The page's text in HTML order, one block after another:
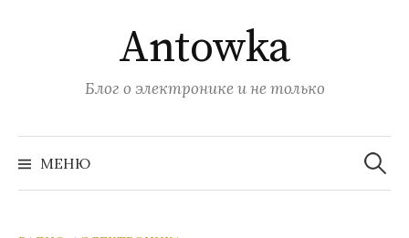
содержимомуAntowka
Блог о электронике и не только
МЕНЮ
Найти: